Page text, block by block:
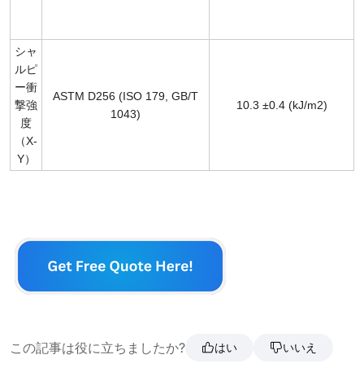
シャ
ルピ
ー衝
撃強
度
（X-
Y）
ASTM D256 (ISO 179, GB/T
1043)
10.3 ±0.4 (kJ/m2)
この記事は役に立ちましたか? はい いいえ